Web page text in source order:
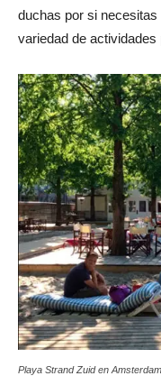
duchas por si
variedad de actividades
Playa Strand Zuid en Amsterdam